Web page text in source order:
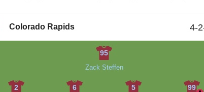
Colorado Rapids 4-
95
Zack Steffen
2
6
5
99